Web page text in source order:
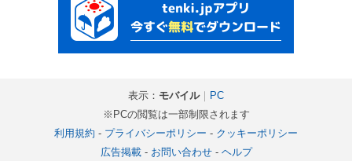
表示： モバイル｜ PC
※PCの閲覧は一部制限されます
利用規約 - プライバシーポリシー - クッキーポリシー
広告掲載- お問い合わせ- ヘルプ